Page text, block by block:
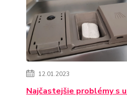
12.01.2023
Najčastejšie problémy s